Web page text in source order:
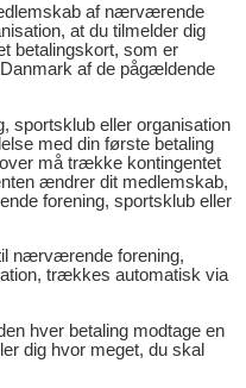
af nærværende
at du tilmelder dig
betalingskort, som er
af de pågældende
sportsklub eller organisation
med din første betaling
må trække kontingentet
ændrer dit medlemskab,
forening, sportsklub eller
nærværende forening,
trækkes automatisk via
hver betaling modtage en
dig hvor meget, du skal